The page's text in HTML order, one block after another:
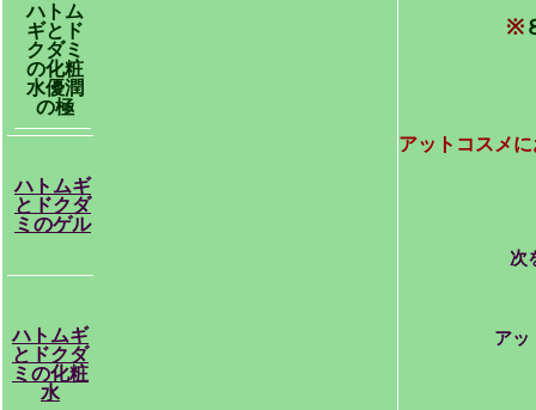
ハトム
ギとド
クダミ
の化粧
水優潤
の極
ハトムギ
とドクダ
ミのゲル
ハトムギ
とドクダ
ミの化粧
水
※
アットコスメ
次
アッ